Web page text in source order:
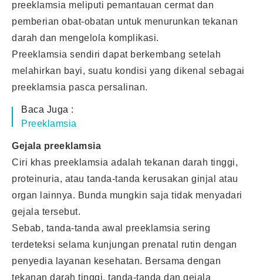
preeklamsia meliputi pemantauan cermat dan
pemberian obat-obatan untuk menurunkan tekanan
darah dan mengelola komplikasi.
Preeklamsia sendiri dapat berkembang setelah
melahirkan bayi, suatu kondisi yang dikenal sebagai
preeklamsia pasca persalinan.
Baca Juga :
Preeklamsia
Gejala preeklamsia
Ciri khas preeklamsia adalah tekanan darah tinggi,
proteinuria, atau tanda-tanda kerusakan ginjal atau
organ lainnya. Bunda mungkin saja tidak menyadari
gejala tersebut.
Sebab, tanda-tanda awal preeklamsia sering
terdeteksi selama kunjungan prenatal rutin dengan
penyedia layanan kesehatan. Bersama dengan
tekanan darah tinggi, tanda-tanda dan gejala